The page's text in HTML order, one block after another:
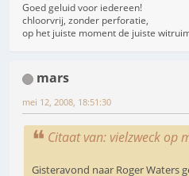
Goed geluid voor iedereen!
chloorvrij, zonder perforatie,
op het juiste moment de juiste
mars
mei 12, 2008, 18:51:30
Citaat van: vielzweck op
Gisteravond naar Roger Waters